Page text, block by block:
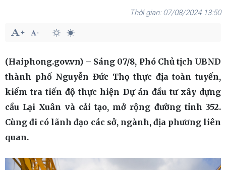
07/08/2024 13:50
(Haiphong.gov.vn) – Sáng 07/8, Phó Chủ tịch UBND
thành phố Nguyễn Đức Thọ thực địa toàn tuyến,
kiểm tra tiến độ thực hiện Dự án đầu tư xây dựng
cầu Lại Xuân và cải tạo, mở rộng đường tỉnh 352.
Cùng đi có lãnh đạo các sở, ngành, địa phương liên
quan.